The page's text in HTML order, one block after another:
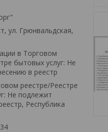
ул. Грюнвальдская,
в Торговом
бытовых услуг: Не
в реестр
реестре/Реестре
Не подлежит
Республика